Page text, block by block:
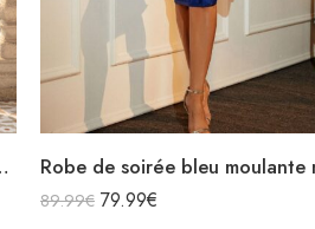
fendue à volants col carré
89.99€ 79.99€